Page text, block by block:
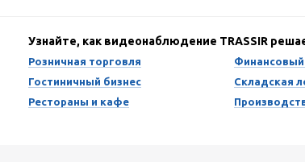
Узнайте, как видеонаблюдение TRASSIR
Розничная торговля
Гостиничный бизнес
Рестораны и кафе
Финансовый
Складская